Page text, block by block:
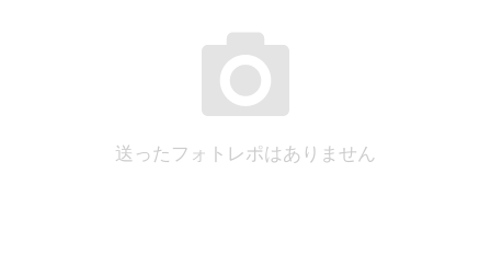
送ったフォトレポはありません